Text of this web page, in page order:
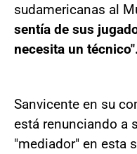
sudamericanas al
sentía de sus
necesita un
Sanvicente en su
está renunciando a
"mediador" en esta